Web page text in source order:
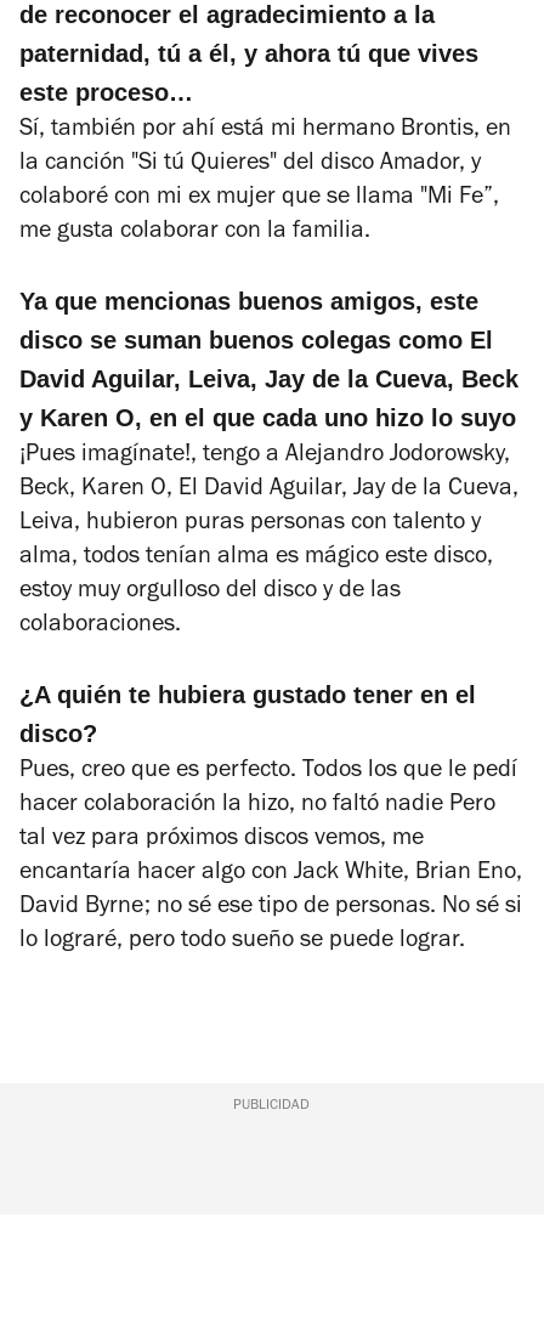
de reconocer el agradecimiento a la
paternidad, tú a él, y ahora tú que vives
este proceso…
Sí, también por ahí está mi hermano Brontis, en
la canción "Si tú Quieres" del disco Amador, y
colaboré con mi ex mujer que se llama "Mi Fe”,
me gusta colaborar con la familia.
Ya que mencionas buenos amigos, este
disco se suman buenos colegas como El
David Aguilar, Leiva, Jay de la Cueva, Beck
y Karen O, en el que cada uno hizo lo suyo
¡Pues imagínate!, tengo a Alejandro Jodorowsky,
Beck, Karen O, El David Aguilar, Jay de la Cueva,
Leiva, hubieron puras personas con talento y
alma, todos tenían alma es mágico este disco,
estoy muy orgulloso del disco y de las
colaboraciones.
¿A quién te hubiera gustado tener en el
disco?
Pues, creo que es perfecto. Todos los que le pedí
hacer colaboración la hizo, no faltó nadie Pero
tal vez para próximos discos vemos, me
encantaría hacer algo con Jack White, Brian Eno,
David Byrne; no sé ese tipo de personas. No sé si
lo lograré, pero todo sueño se puede lograr.
PUBLICIDAD